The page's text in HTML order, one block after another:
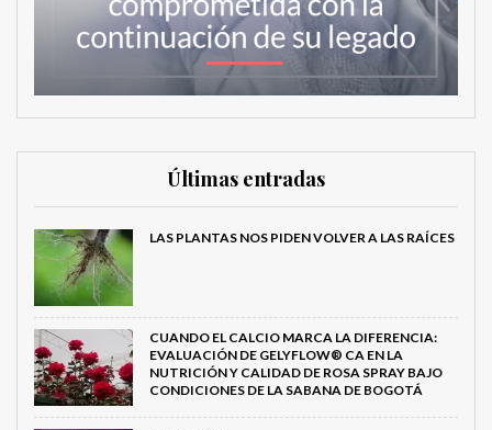
Últimas entradas
LAS PLANTAS NOS PIDEN VOLVER A LAS RAÍCES
CUANDO EL CALCIO MARCA LA DIFERENCIA:
EVALUACIÓN DE GELYFLOW® CA EN LA
NUTRICIÓN Y CALIDAD DE ROSA SPRAY BAJO
CONDICIONES DE LA SABANA DE BOGOTÁ